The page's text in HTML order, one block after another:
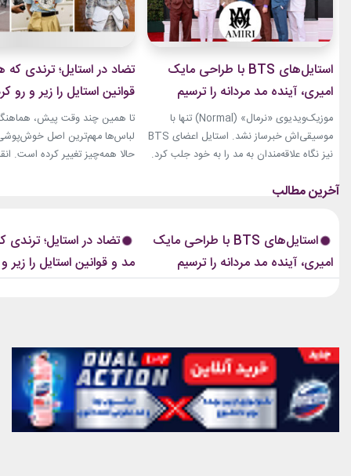
استایل‌های BTS با طراحی مایک
امیری، آینده مد مردانه را ترسیم
کردند
موزیک‌ویدیوی «نرمال» (Normal) تنها با
نیز نگاه علاقه‌مندان به مد را به خود جلب کرد.
بخشی از لباس‌های این ویدیو از برند «امیری»
(Amiri)، متعلق به طراح آمریکاییِ ایرانی‌تبار،
تضاد در استایل؛ ترندی
قوانین استایل را زیر و رو
تا همین چند وقت پیش،
لباس‌ها مهم‌ترین اصل خوش‌پوشی
حالا همه‌چیز تغییر کرده است.
استایل، ترندی است که از
هفته مد کپنهاگ آغاز شده و
کردند